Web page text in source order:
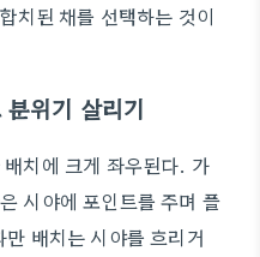
치된 채를 선택하는 것이
위기 살리기
치에 크게 좌우된다. 가
시야에 포인트를 주며 플
배치는 시야를 흐리거